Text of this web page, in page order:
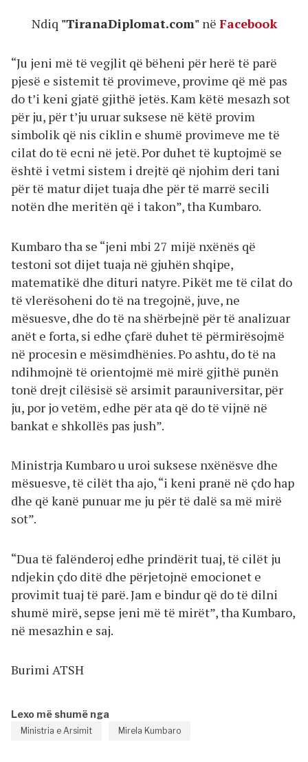
Ndiq "TiranaDiplomat.com" në Facebook
“Ju jeni më të vegjlit që bëheni për herë të parë
pjesë e sistemit të provimeve, provime që më pas
do t’i keni gjatë gjithë jetës. Kam këtë mesazh sot
për ju, për t’ju uruar suksese në këtë provim
simbolik që nis ciklin e shumë provimeve me të
cilat do të ecni në jetë. Por duhet të kuptojmë se
është i vetmi sistem i drejtë që njohim deri tani
për të matur dijet tuaja dhe për të marrë secili
notën dhe meritën që i takon”, tha Kumbaro.
Kumbaro tha se “jeni mbi 27 mijë nxënës që
testoni sot dijet tuaja në gjuhën shqipe,
matematikë dhe dituri natyre. Pikët me të cilat do
të vlerësoheni do të na tregojnë, juve, ne
mësuesve, dhe do të na shërbejnë për të analizuar
anët e forta, si edhe çfarë duhet të përmirësojmë
në procesin e mësimdhënies. Po ashtu, do të na
ndihmojnë të orientojmë më mirë gjithë punën
tonë drejt cilësisë së arsimit parauniversitar, për
ju, por jo vetëm, edhe për ata që do të vijnë në
bankat e shkollës pas jush”.
Ministrja Kumbaro u uroi suksese nxënësve dhe
mësuesve, të cilët tha ajo, “i keni pranë në çdo hap
dhe që kanë punuar me ju për të dalë sa më mirë
sot”.
“Dua të falënderoj edhe prindërit tuaj, të cilët ju
ndjekin çdo ditë dhe përjetojnë emocionet e
provimit tuaj të parë. Jam e bindur që do të dilni
shumë mirë, sepse jeni më të mirët”, tha Kumbaro,
në mesazhin e saj.
Burimi ATSH
Lexo më shumë nga
Ministria e Arsimit Mirela Kumbaro